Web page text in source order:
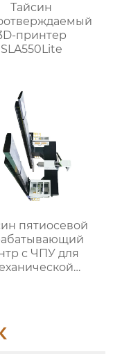
Тайсин
принтер
SLA550Lite
пятиосевой
с ЧПУ для